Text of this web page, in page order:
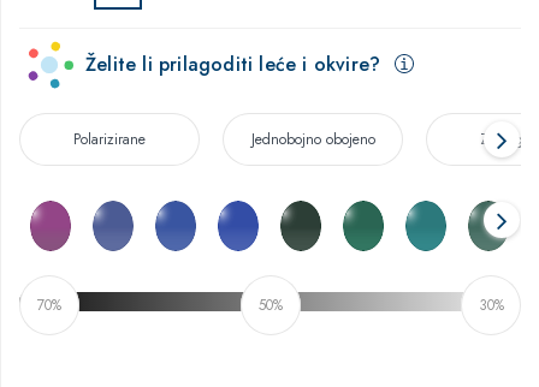
Želite li prilagoditi leće i okvire?
Polarizirane Jednobojno obojeno
70% 50% 30%